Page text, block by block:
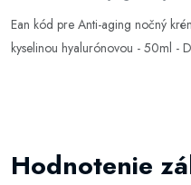
Ean kód pre Anti-aging nočný
kyselinou hyalurónovou - 50ml -
Hodnotenie